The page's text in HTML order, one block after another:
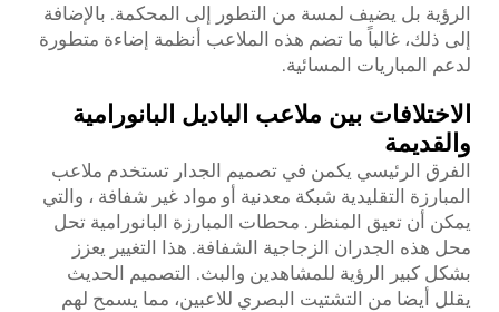
الرؤية بل يضيف لمسة من التطور إلى المحكمة. بالإضافة
إلى ذلك، غالباً ما تضم هذه الملاعب أنظمة إضاءة متطورة
لدعم المباريات المسائية.
الاختلافات بين ملاعب الباديل البانورامية
والقديمة
الفرق الرئيسي يكمن في تصميم الجدار تستخدم ملاعب
المبارزة التقليدية شبكة معدنية أو مواد غير شفافة ، والتي
يمكن أن تعيق المنظر. محطات المبارزة البانورامية تحل
محل هذه الجدران الزجاجية الشفافة. هذا التغيير يعزز
بشكل كبير الرؤية للمشاهدين والبث. التصميم الحديث
يقلل أيضا من التشتيت البصري للاعبين، مما يسمح لهم